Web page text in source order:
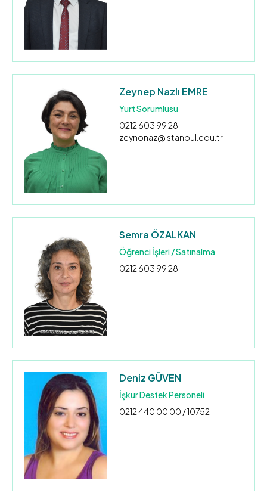
Zeynep Nazlı EMRE
Yurt Sorumlusu
0212 603 99 28
zeynonaz@istanbul.edu.tr
Semra ÖZALKAN
Öğrenci İşleri / Satınalma
0212 603 99 28
Deniz GÜVEN
İşkur Destek Personeli
0212 440 00 00 / 10752